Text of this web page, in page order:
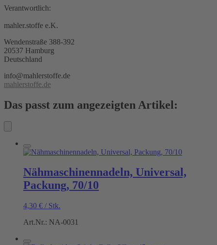
Verantwortlich:
mahler.stoffe e.K.
Wendenstraße 388-392
20537 Hamburg
Deutschland
info@mahlerstoffe.de
mahlerstoffe.de
Das passt zum angezeigten Artikel:
Nähmaschinennadeln, Universal,
Packung, 70/10
4,30 € / Stk.
Art.Nr.: NA-0031